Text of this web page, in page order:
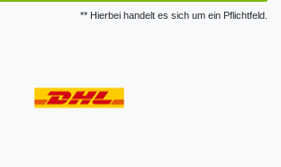
** Hierbei handelt es sich um ein Pflichtfeld.